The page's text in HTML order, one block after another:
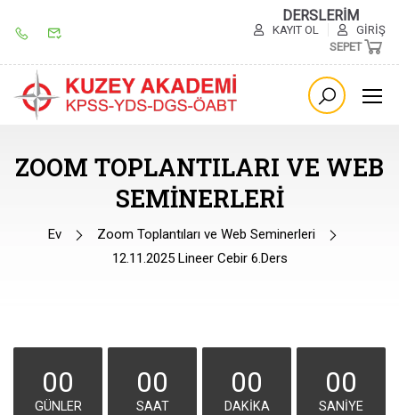
DERSLERİM
KAYIT OL
GIRIŞ
SEPET
ZOOM TOPLANTILARI VE WEB
SEMINERLERI
Ev
Zoom Toplantıları ve Web Seminerleri
12.11.2025 Lineer Cebir 6.Ders
00
GÜNLER
00
SAAT
00
DAKIKA
00
SANIYE